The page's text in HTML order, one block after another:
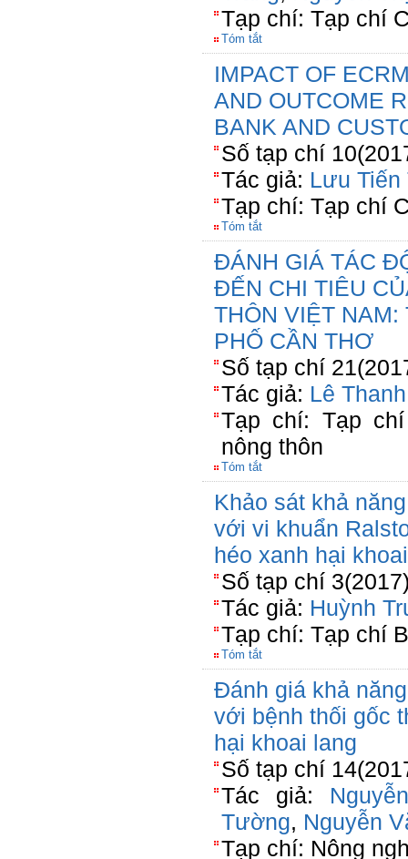
Tạp chí: Tạp chí
Tóm tắt
IMPACT OF
AND OUTCOME
BANK AND
Số tạp chí
Tác giả: Lưu Tiến
Tạp chí: Tạp chí
Tóm tắt
ĐÁNH GIÁ TÁC
ĐẾN CHI TIÊU
THÔN VIỆT
PHỐ CẦN THƠ
Số tạp chí
Tác giả: Lê
Tạp chí: Tạp
nông thôn
Tóm tắt
Khảo sát khả
với vi khuẩn
héo xanh hại
Số tạp chí
Tác giả: Huỳnh
Tạp chí: Tạp chí
Tóm tắt
Đánh giá khả
với bệnh thối gốc
hại khoai lang
Số tạp chí
Tác giả:
Tường, Nguyễn
Tạp chí: Nông